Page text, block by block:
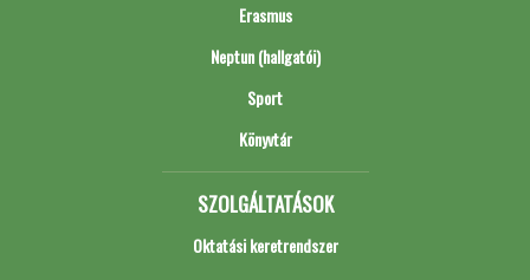
Erasmus
Neptun (hallgatói)
Sport
Könyvtár
SZOLGÁLTATÁSOK
Oktatási keretrendszer